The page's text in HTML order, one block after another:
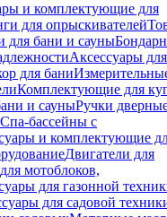
и комплектующие для
для опрыскивателей
для бани и сауны
Аксессуары для
для бани
Комплектующие для
и сауныРучки
Спа-бассейны с
и комплектующие
Двигатели для
мотоблоков,
для газонной
для садовой